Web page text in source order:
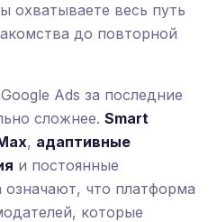
охватываете весь путь
до повторной
Ads за последние
сложнее. Smart
, адаптивные
и постоянные
означают, что платформа
которые